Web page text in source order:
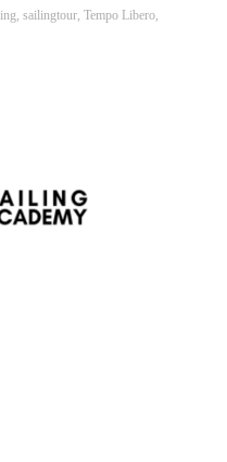
sailingtour Tempo Libero